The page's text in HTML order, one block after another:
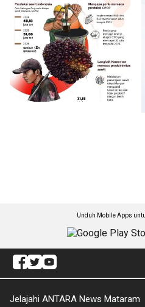
Unduh Mobile Apps
Jelajahi ANTARA News Mataram